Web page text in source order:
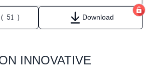
( 51 ) Download
INNOVATIVE